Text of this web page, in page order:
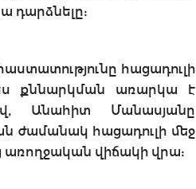
դարձնելը:
հացադուլի
քննարկման առարկա է
Անահիտ Մանասյանը
ժամանակ հացադուլի մեջ
վիճակի վրա: